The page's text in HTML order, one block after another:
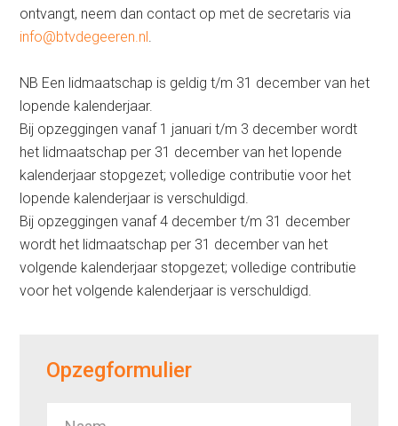
ontvangt, neem dan contact op met de secretaris via
info@btvdegeeren.nl
NB Een lidmaatschap is geldig t/m 31 december van het
lopende kalenderjaar.
Bij opzeggingen vanaf 1 januari t/m 3 december wordt
het lidmaatschap per 31 december van het lopende
kalenderjaar stopgezet; volledige contributie voor het
lopende kalenderjaar is verschuldigd.
Bij opzeggingen vanaf 4 december t/m 31 december
wordt het lidmaatschap per 31 december van het
volgende kalenderjaar stopgezet; volledige contributie
voor het volgende kalenderjaar is verschuldigd.
Opzegformulier